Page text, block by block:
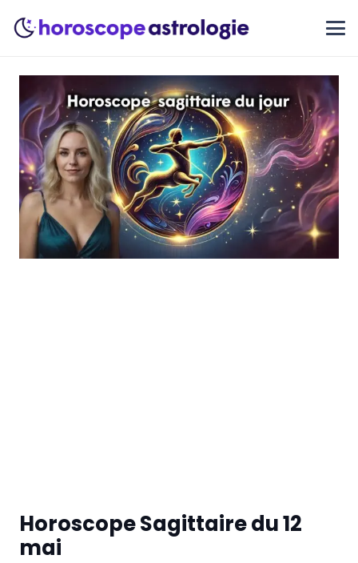
Horoscope Sagittaire du 12
mai